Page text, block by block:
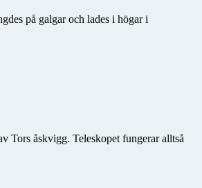
på galgar och lades i högar i
Tors åskvigg. Teleskopet fungerar alltså